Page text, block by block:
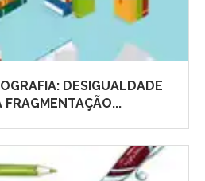
DESIGUALDADE
FRAGMENTAÇÃO...